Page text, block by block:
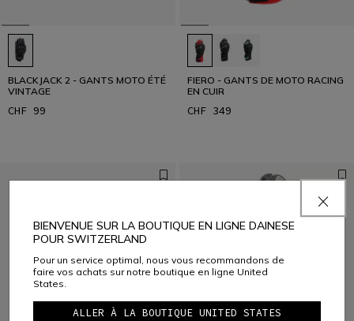
BLACKJACK 2 - GANTS MOTO ÉTÉ
VINTAGE
CHF 99
FIERO - GANTS DE MOTO RACING
EN CUIR
CHF 349
BIENVENUE SUR LA BOUTIQUE EN LIGNE DAINESE
POUR SWITZERLAND
Pour un service optimal, nous vous recommandons de
faire vos achats sur notre boutique en ligne United
States.
ALLER À LA BOUTIQUE UNITED STATES